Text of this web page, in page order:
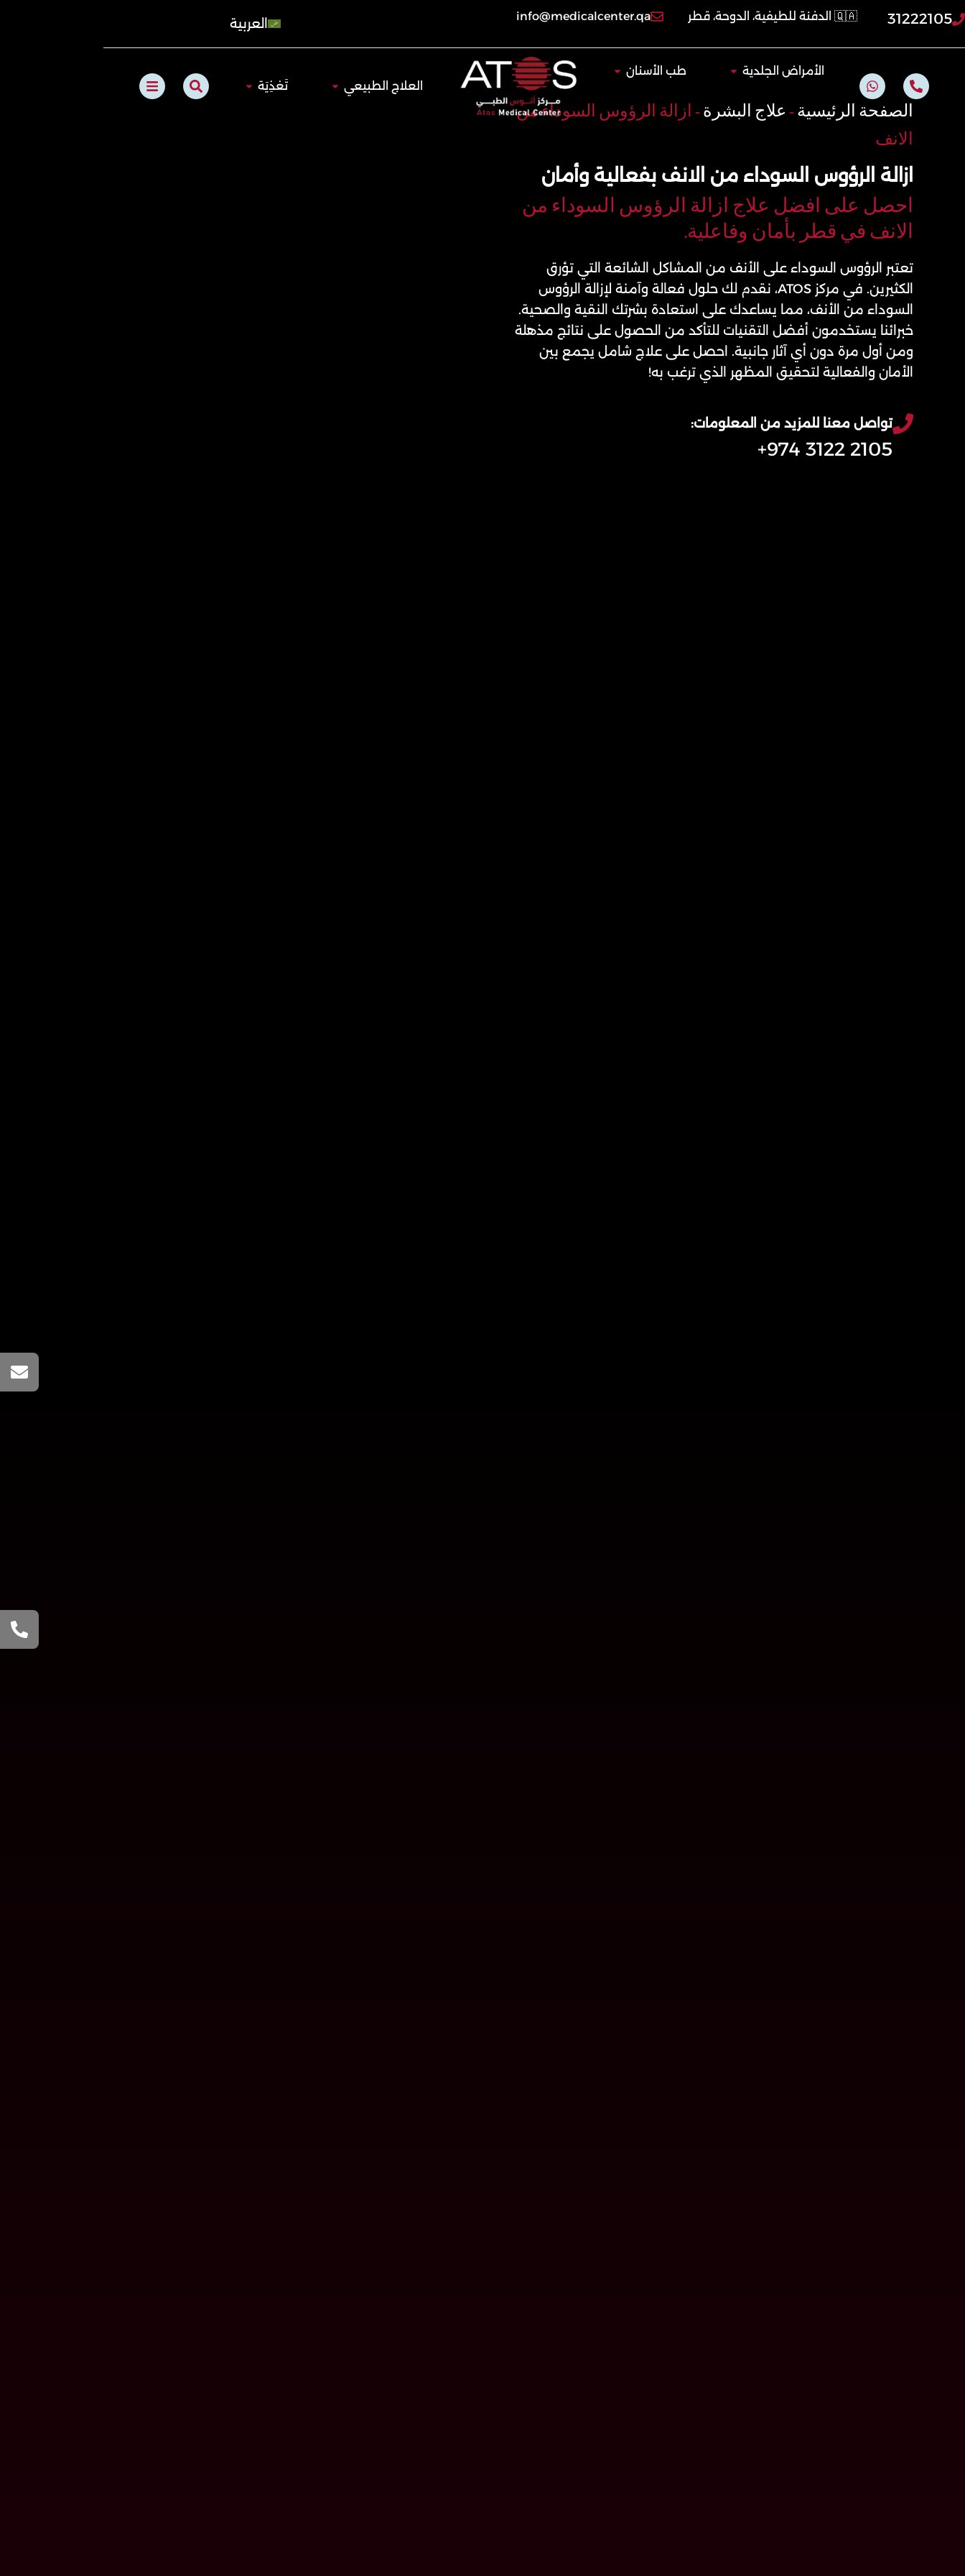
إلى
المحتوى
31222105 🇶🇦 الدفنة للطيفية، الدوحة، قطر info@medicalcenter.qa العربية
P
h
o
n
e
-
t
W
h
t
p
الأمراض الجلدية Open الأمراض الجلدية طب الأسنان Open طب الأسنان
العلاج الطبيعي Open العلاج الطبيعي تَغذِيَة Open تَغذِيَة
S
e
B
a
الصفحة الرئيسية- علاج البشرة- ازالة الرؤوس السوداء من
الانف
ازالة الرؤوس السوداء من الانف بفعالية وأمان
احصل على افضل علاج ازالة الرؤوس السوداء من
الانف في قطر بأمان وفاعلية.
تعتبر الرؤوس السوداء على الأنف من المشاكل الشائعة التي تؤرق
الكثيرين. في مركز ATOS، نقدم لك حلول فعالة وآمنة لإزالة الرؤوس
السوداء من الأنف، مما يساعدك على استعادة بشرتك النقية والصحية.
خبرائنا يستخدمون أفضل التقنيات للتأكد من الحصول على نتائج مذهلة
ومن أول مرة دون أي آثار جانبية. احصل على علاج شامل يجمع بين
الأمان والفعالية لتحقيق المظهر الذي ترغب به!
تواصل معنا للمزيد من المعلومات:
2105 3122 974+